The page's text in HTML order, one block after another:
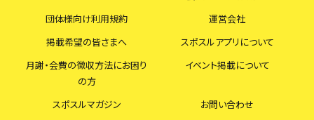
団体様向け利用規約
運営会社
掲載希望の皆さまへ
スポスルアプリについて
月謝・会費の徴収方法にお困り
の方
イベント掲載について
スポスルマガジン
お問い合わせ